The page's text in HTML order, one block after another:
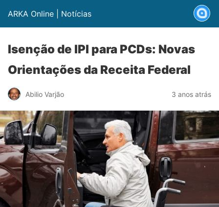
ARKA Online | Notícias
Isenção de IPI para PCDs: Novas
Orientações da Receita Federal
Abilio Varjão 3 anos atrás